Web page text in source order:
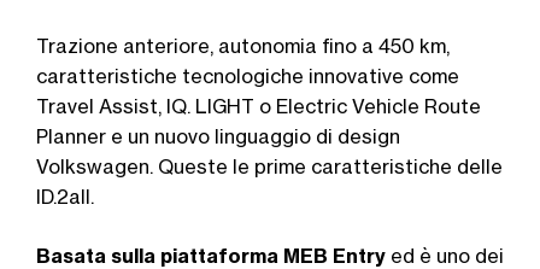
Trazione anteriore, autonomia fino a 450 km,
caratteristiche tecnologiche innovative come
Travel Assist, IQ. LIGHT o Electric Vehicle Route
Planner e un nuovo linguaggio di design
Volkswagen. Queste le prime caratteristiche delle
ID.2all.
Basata sulla piattaforma MEB Entry ed è uno dei